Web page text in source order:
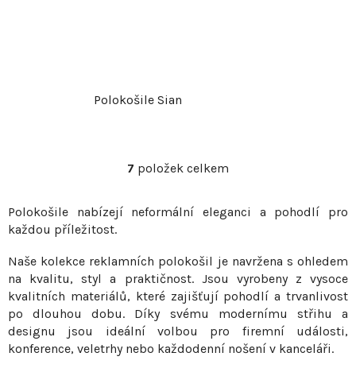
Polokošile Sian
O
l
d
a
c
í
p
r
7 položek celkem
Polokošile nabízejí neformální eleganci a pohodlí pro
každou příležitost.
Naše kolekce reklamních polokošil je navržena s ohledem
na kvalitu, styl a praktičnost. Jsou vyrobeny z vysoce
kvalitních materiálů, které zajišťují pohodlí a trvanlivost
po dlouhou dobu. Díky svému modernímu střihu a
designu jsou ideální volbou pro firemní události,
konference, veletrhy nebo každodenní nošení v kanceláři.